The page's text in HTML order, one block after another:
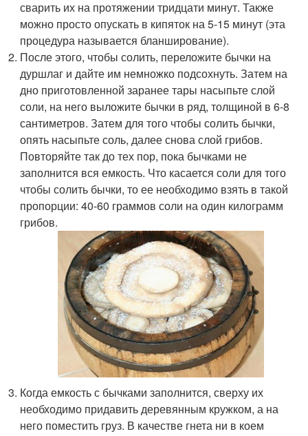
сварить их на протяжении тридцати минут. Также
можно просто опускать в кипяток на 5-15 минут (эта
процедура называется бланширование).
После этого, чтобы солить, переложите бычки на
дуршлаг и дайте им немножко подсохнуть. Затем на
дно приготовленной заранее тары насыпьте слой
соли, на него выложите бычки в ряд, толщиной в 6-8
сантиметров. Затем для того чтобы солить бычки,
опять насыпьте соль, далее снова слой грибов.
Повторяйте так до тех пор, пока бычками не
заполнится вся емкость. Что касается соли для того
чтобы солить бычки, то ее необходимо взять в такой
пропорции: 40-60 граммов соли на один килограмм
грибов.
Когда емкость с бычками заполнится, сверху их
необходимо придавить деревянным кружком, а на
него поместить груз. В качестве гнета ни в коем